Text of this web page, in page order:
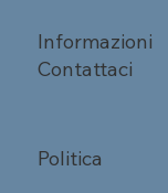
Informazioni
Contattaci
Politica